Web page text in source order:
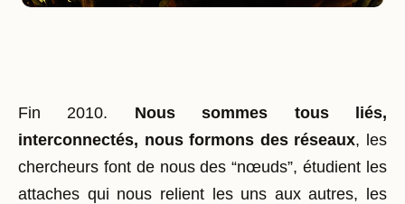
Fin 2010. Nous sommes tous liés,
interconnectés, nous formons des réseaux, les
chercheurs font de nous des “nœuds”, étudient les
attaches qui nous relient les uns aux autres, les